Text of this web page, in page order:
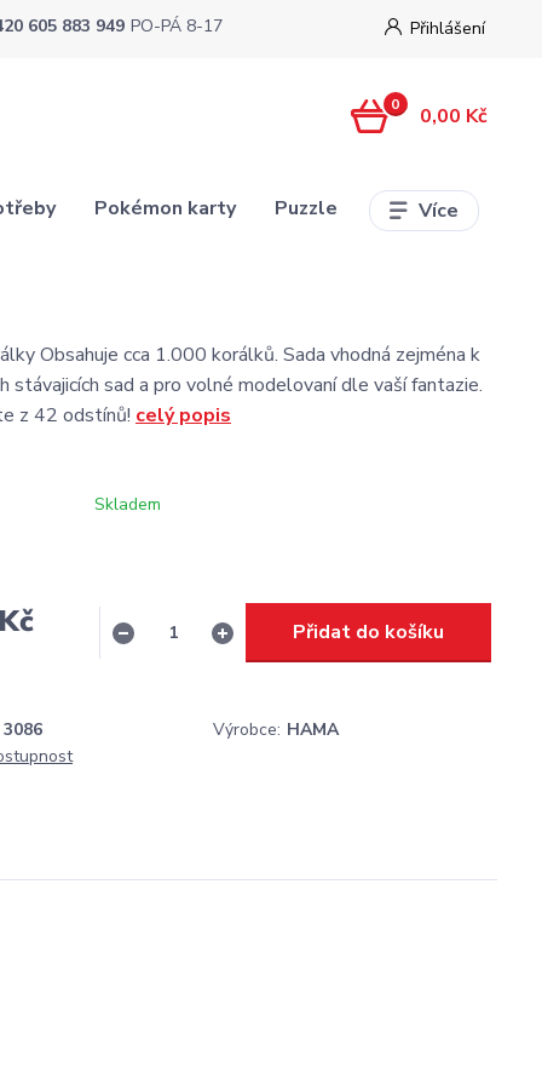
Přihlášení
605 883 949 PO-PÁ 8-17
0 0,00 Kč
Pokémon karty Puzzle Více
Obsahuje cca 1.000 korálků. Sada vhodná zejména k
stávajicích sad a pro volné modelovaní dle vaší fantazie.
z 42 odstínů! celý popis
Skladem
Přidat do košíku
3086 Výrobce: HAMA